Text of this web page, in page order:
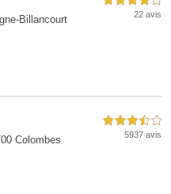
Billancourt 22 avis
Colombes
3,5 étoiles sur 5
5937 avis